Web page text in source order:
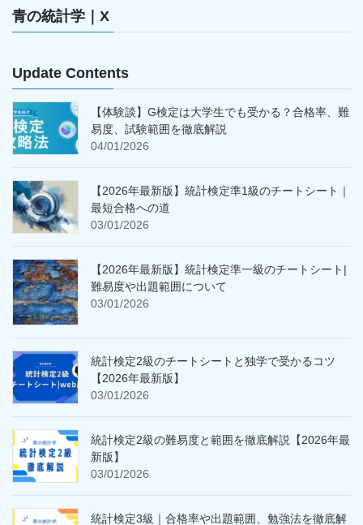
青の統計学｜X
Update Contents
【体験談】G検定は大学生でも受かる？合格率、難
易度、試験範囲を徹底解説
04/01/2026
【2026年最新版】統計検定準1級のチートシート｜
最短合格への道
03/01/2026
【2026年最新版】統計検定準一級のチートシート|
難易度や出題範囲について
03/01/2026
統計検定2級のチートシートと独学で受かるコツ
【2026年最新版】
03/01/2026
統計検定2級の難易度と範囲を徹底解説【2026年最
新版】
03/01/2026
統計検定3級｜合格率や出題範囲、勉強法を徹底解